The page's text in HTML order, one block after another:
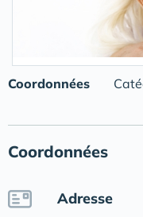
Coordonnées
Coordonnées
Adresse